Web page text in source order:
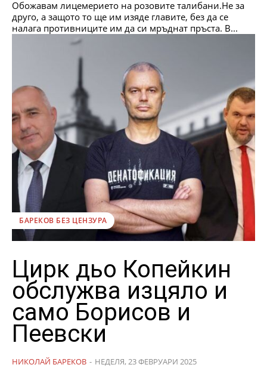
Обожавам лицемерието на розовите талибани.Не за
друго, а защото то ще им изяде главите, без да се
налага противниците им да си мръднат пръста. В...
БАРЕКОВ БЕЗ ЦЕНЗУРА
Цирк дьо Копейкин
обслужва изцяло и
само Борисов и
Пеевски
НИКОЛАЙ БАРЕКОВ - НЕДЕЛЯ, 23 ФЕВРУАРИ 2025